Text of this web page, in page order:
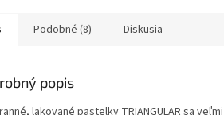
Podobné (8) Diskusia
popis
lakované pastelky TRIANGULAR sa